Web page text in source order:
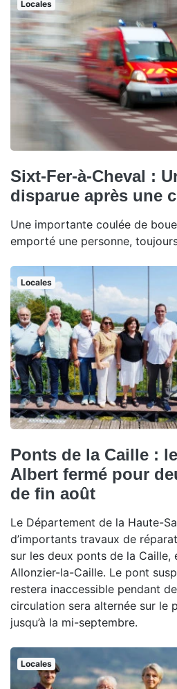
Locales
Sixt-Fer-à-Cheval :
disparue après une
Une importante coulée de
emporté une personne,
Locales
Ponts de la Caille :
Albert fermé pour
de fin août
Le Département de la Haute-
d’importants travaux de
sur les deux ponts de la Caille,
Allonzier-la-Caille. Le pont
restera inaccessible pendant
circulation sera alternée sur le
jusqu’à la mi-septembre.
Locales